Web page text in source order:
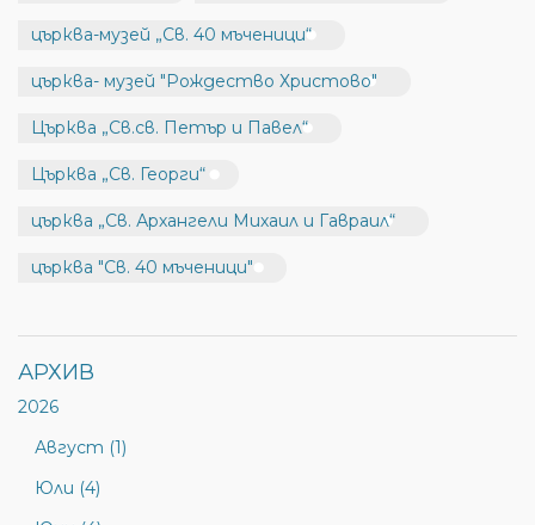
църква-музей „Св. 40 мъченици“
църква- музей "Рождество Христово"
Църква „Св.св. Петър и Павел“
Църква „Св. Георги“
църква „Св. Архангели Михаил и Гавраил“
църква "Св. 40 мъченици"
АРХИВ
2026
Август (1)
Юли (4)